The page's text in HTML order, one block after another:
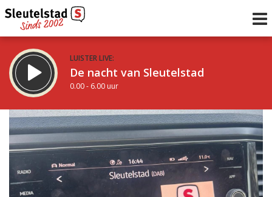
LUISTER LIVE:
De nacht van Sleutelstad
0.00 - 6.00 uur
STRAKS:
De ochtend van Sleutelstad
6.00 - 12.00 uur
Vorig uur
uur 1 van 0 Volgend uur